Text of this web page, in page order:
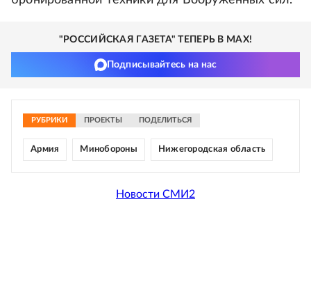
"РОССИЙСКАЯ ГАЗЕТА" ТЕПЕРЬ В MAX!
Подписывайтесь на нас
РУБРИКИ ПРОЕКТЫ ПОДЕЛИТЬСЯ
Армия Минобороны Нижегородская область
Новости СМИ2